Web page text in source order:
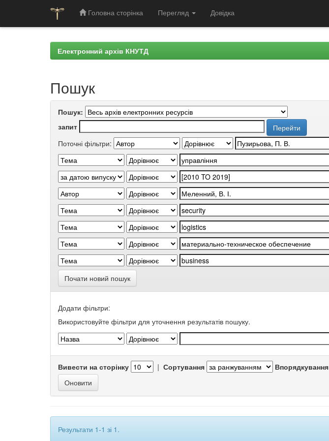
Головна сторінка Перегляд Довідка
Електронний архів КНУТД
Пошук
Пошук:
запит
Поточні фільтри:
Почати новий пошук
Додати фільтри:
Використовуйте фільтри для уточнення результатів пошуку.
Вивести на сторінку | Сортування Впорядкування
Результати 1-1 зі 1.